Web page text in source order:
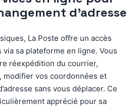
d’adresse
La Poste offre un accès
sa plateforme en ligne. Vous
réexpédition du courrier,
modifier vos coordonnées et
sans vous déplacer. Ce
apprécié pour sa